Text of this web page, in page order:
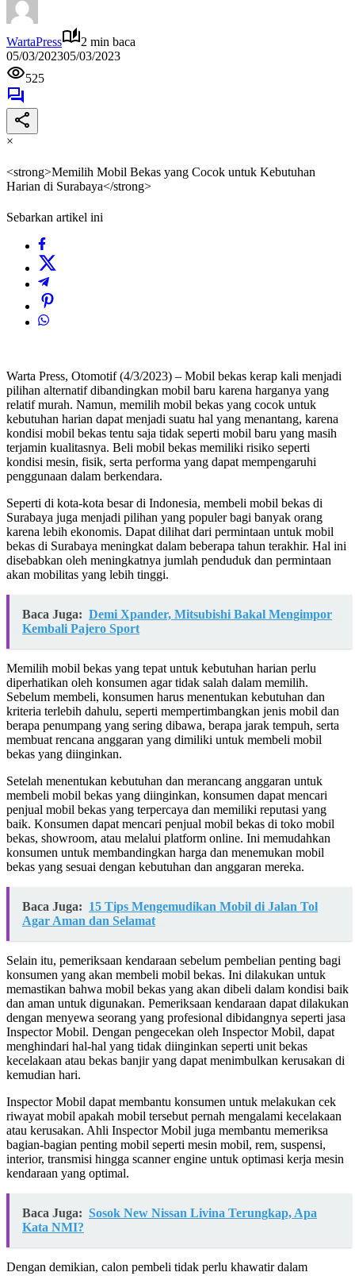
WartaPress
2 min baca
05/03/202305/03/2023
525
×
<strong>Memilih Mobil Bekas yang Cocok untuk Kebutuhan
Harian di Surabaya</strong>
Sebarkan artikel ini
Warta Press, Otomotif (4/3/2023) – Mobil bekas kerap kali menjadi
pilihan alternatif dibandingkan mobil baru karena harganya yang
relatif murah. Namun, memilih mobil bekas yang cocok untuk
kebutuhan harian dapat menjadi suatu hal yang menantang, karena
kondisi mobil bekas tentu saja tidak seperti mobil baru yang masih
terjamin kualitasnya. Beli mobil bekas memiliki risiko seperti
kondisi mesin, fisik, serta performa yang dapat mempengaruhi
penggunaan dalam berkendara.
Seperti di kota-kota besar di Indonesia, membeli mobil bekas di
Surabaya juga menjadi pilihan yang populer bagi banyak orang
karena lebih ekonomis. Dapat dilihat dari permintaan untuk mobil
bekas di Surabaya meningkat dalam beberapa tahun terakhir. Hal ini
disebabkan oleh meningkatnya jumlah penduduk dan permintaan
akan mobilitas yang lebih tinggi.
Baca Juga: Demi Xpander, Mitsubishi Bakal Mengimpor
Kembali Pajero Sport
Memilih mobil bekas yang tepat untuk kebutuhan harian perlu
diperhatikan oleh konsumen agar tidak salah dalam memilih.
Sebelum membeli, konsumen harus menentukan kebutuhan dan
kriteria terlebih dahulu, seperti mempertimbangkan jenis mobil dan
berapa penumpang yang sering dibawa, berapa jarak tempuh, serta
membuat rencana anggaran yang dimiliki untuk membeli mobil
bekas yang diinginkan.
Setelah menentukan kebutuhan dan merancang anggaran untuk
membeli mobil bekas yang diinginkan, konsumen dapat mencari
penjual mobil bekas yang terpercaya dan memiliki reputasi yang
baik. Konsumen dapat mencari penjual mobil bekas di toko mobil
bekas, showroom, atau melalui platform online. Ini memudahkan
konsumen untuk membandingkan harga dan menemukan mobil
bekas yang sesuai dengan kebutuhan dan anggaran mereka.
Baca Juga: 15 Tips Mengemudikan Mobil di Jalan Tol
Agar Aman dan Selamat
Selain itu, pemeriksaan kendaraan sebelum pembelian penting bagi
konsumen yang akan membeli mobil bekas. Ini dilakukan untuk
memastikan bahwa mobil bekas yang akan dibeli dalam kondisi baik
dan aman untuk digunakan. Pemeriksaan kendaraan dapat dilakukan
dengan menyewa seorang yang profesional dibidangnya seperti jasa
Inspector Mobil. Dengan pengecekan oleh Inspector Mobil, dapat
menghindari hal-hal yang tidak diinginkan seperti unit bekas
kecelakaan atau bekas banjir yang dapat menimbulkan kerusakan di
kemudian hari.
Inspector Mobil dapat membantu konsumen untuk melakukan cek
riwayat mobil apakah mobil tersebut pernah mengalami kecelakaan
atau kerusakan. Ahli Inspector Mobil juga membantu memeriksa
bagian-bagian penting mobil seperti mesin mobil, rem, suspensi,
interior, transmisi hingga scanner engine untuk optimasi kerja mesin
kendaraan yang optimal.
Baca Juga: Sosok New Nissan Livina Terungkap, Apa
Kata NMI?
Dengan demikian, calon pembeli tidak perlu khawatir dalam